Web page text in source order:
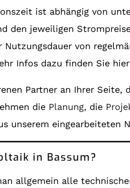
ist abhängig von
den jeweiligen
von
Infos dazu finden Sie
Partner an Ihrer
die Planung, die
unserem eingearbeiteten
in Bassum?
allgemein alle